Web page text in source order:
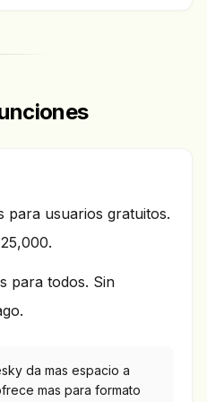
para usuarios gratuitos.
para todos. Sin
da mas espacio a
mas para formato